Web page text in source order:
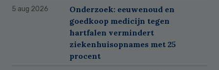
5 aug 2026
Onderzoek: eeuwenoud en
goedkoop medicijn tegen
hartfalen vermindert
ziekenhuisopnames met 25
procent